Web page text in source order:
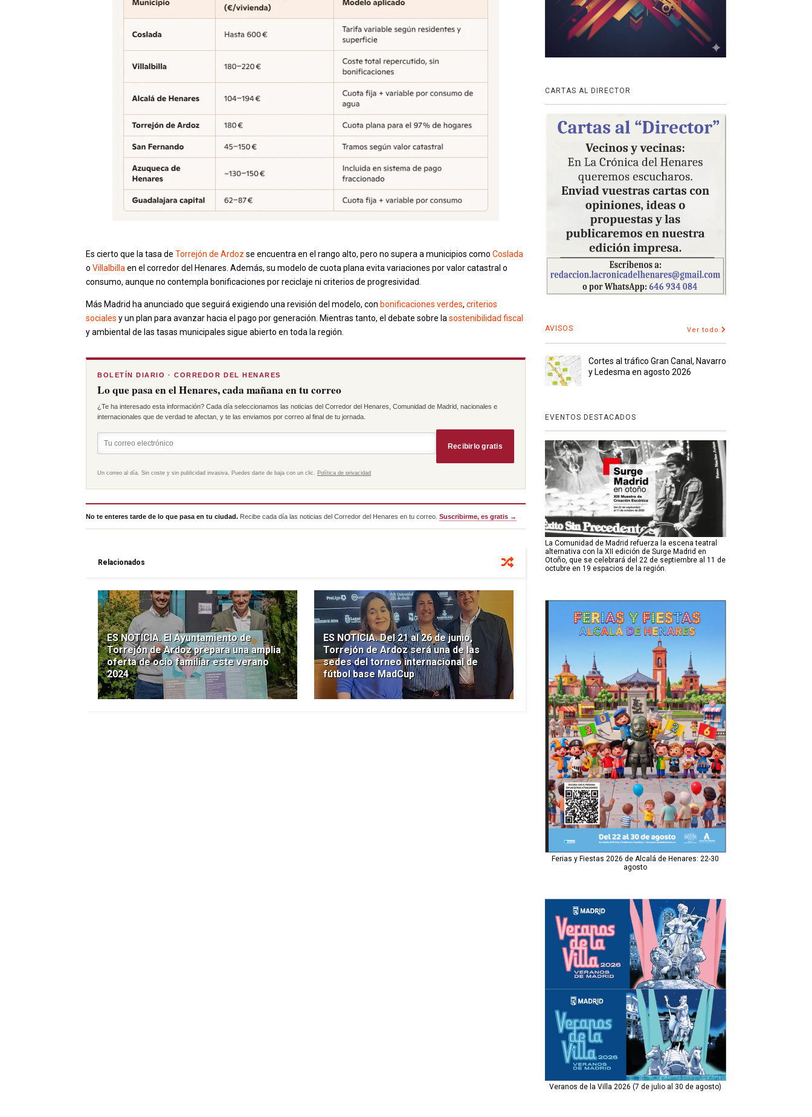
Es cierto que la tasa de Torrejón de Ardoz se encuentra en el rango alto, pero no supera a municipios como Coslada
o Villalbilla en el corredor del Henares. Además, su modelo de cuota plana evita variaciones por valor catastral o
consumo, aunque no contempla bonificaciones por reciclaje ni criterios de progresividad.
Más Madrid ha anunciado que seguirá exigiendo una revisión del modelo, con bonificaciones verdes, criterios
sociales y un plan para avanzar hacia el pago por generación. Mientras tanto, el debate sobre la sostenibilidad fiscal
y ambiental de las tasas municipales sigue abierto en toda la región.
BOLETÍN DIARIO · CORREDOR DEL HENARES
Lo que pasa en el Henares, cada mañana en tu correo
¿Te ha interesado esta información? Cada día seleccionamos las noticias del Corredor del Henares, Comunidad de Madrid, nacionales e
internacionales que de verdad te afectan, y te las enviamos por correo al final de tu jornada.
Recibirlo gratis
Un correo al día. Sin coste y sin publicidad invasiva. Puedes darte de baja con un clic. Política de privacidad
No te enteres tarde de lo que pasa en tu ciudad. Recibe cada día las noticias del Corredor del Henares en tu correo. Suscribirme, es gratis →
Relacionados
ES NOTICIA. El Ayuntamiento de
Torrejón de Ardoz prepara una amplia
oferta de ocio familiar este verano
2024
ES NOTICIA. Del 21 al 26 de junio,
Torrejón de Ardoz será una de las
sedes del torneo internacional de
fútbol base MadCup
CARTAS AL DIRECTOR
AVISOS Ver todo
Cortes al tráfico Gran Canal, Navarro
y Ledesma en agosto 2026
EVENTOS DESTACADOS
La Comunidad de Madrid refuerza la escena teatral
alternativa con la XII edición de Surge Madrid en
Otoño, que se celebrará del 22 de septiembre al 11 de
octubre en 19 espacios de la región.
Ferias y Fiestas 2026 de Alcalá de Henares: 22-30
agosto
Veranos de la Villa 2026 (7 de julio al 30 de agosto)